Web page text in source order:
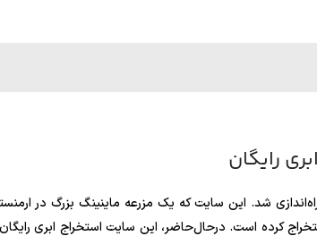
یکی از بهترین سایت های استخراج ابری رایگان است که در سال ۲۰۱۷ راه‌اندازی شد. این سایت که یک مزرعه ماینینگ بزرگ در
بیش از ۶٬۰۰۰ بیت کوین را تاکنون استخراج کرده است. درحال‌حاضر، این سایت استخراج ابری